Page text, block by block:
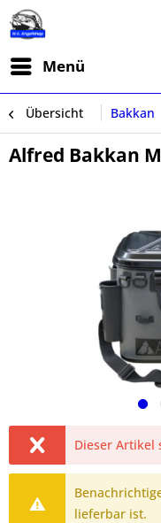
Menü
Übersicht Bakkan
Alfred Bakkan
Dieser Artikel
lieferbar ist.